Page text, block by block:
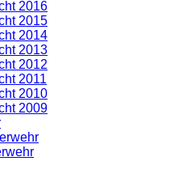
2016
2015
2014
2013
2012
2011
2010
2009